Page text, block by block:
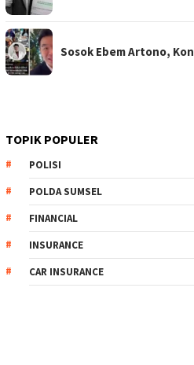
Sosok Ebem Artono,
TOPIK POPULER
POLISI
POLDA SUMSEL
FINANCIAL
INSURANCE
CAR INSURANCE